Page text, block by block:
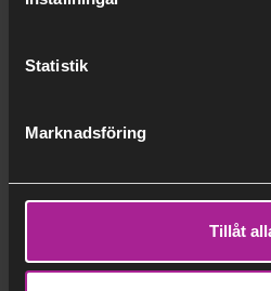
Statistik
Marknadsföring
Tillåt
Till dig som installatör
Kontakta oss
Felanmälan